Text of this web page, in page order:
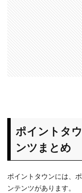
ポイントタ
ンツまとめ
ポイントタウンには、
ンテンツがあります。